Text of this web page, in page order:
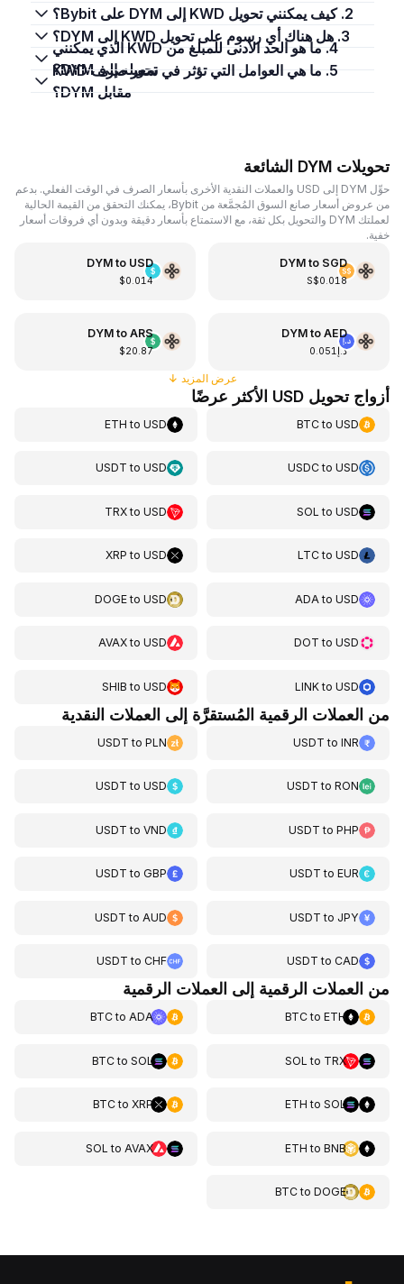
2. كيف يمكنني تحويل KWD إلى DYM على Bybit؟
3. هل هناك أي رسوم على تحويل KWD إلى DYM؟
4. ما هو الحد الأدنى للمبلغ من KWD الذي يمكنني
تحويله إلى DYM؟ 5. ما هي العوامل التي تؤثر في سعر صرف KWD
مقابل DYM؟
تحويلات DYM الشائعة
حوِّل DYM إلى USD والعملات النقدية الأخرى بأسعار الصرف في الوقت الفعلي. بدعم
من عروض أسعار صانع السوق المُجمَّعة من Bybit، يمكنك التحقق من القيمة الحالية
لعملتك DYM والتحويل بكل ثقة، مع الاستمتاع بأسعار دقيقة وبدون أي فروقات أسعار
خفية.
DYM to SGD
S$0.018
DYM to USD
$0.014
DYM toAED
د.إ0.051
DYM toARS
$20.87
عرض المزيد ↓
أزواج تحويل USD الأكثر عرضًا
BTCtoUSD
ETH toUSD
USDCtoUSD
USDT toUSD
SOL toUSD
TRXtoUSD
LTCtoUSD
XRP toUSD
ADA toUSD
DOGEtoUSD
DOT toUSD
AVAXtoUSD
LINKtoUSD
SHIB toUSD
من العملات الرقمية المُستقرَّة إلى العملات النقدية
USDT toINR
USDT toPLN
USDT toRON
USDT toUSD
USDT toPHP
USDT toVND
USDT toEUR
USDT toGBP
USDT toJPY
USDT to AUD
USDT toCAD
USDT toCHF
من العملات الرقمية إلى العملات الرقمية
BTCtoETH
BTCtoADA
SOL to TRX
BTCtoSOL
ETH toSOL
BTCtoXRP
ETH toBNB
SOL toAVAX
BTCtoDOGE